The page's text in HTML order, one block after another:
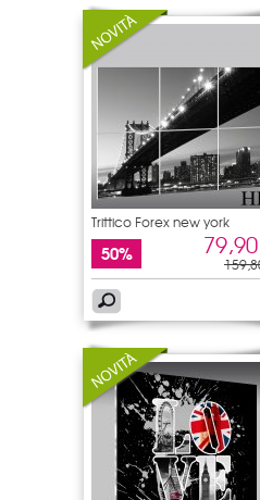
Trittico Forex new york
50%